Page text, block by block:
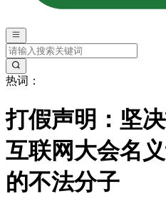
热词：
打假声明：坚
互联网大会名
的不法分子